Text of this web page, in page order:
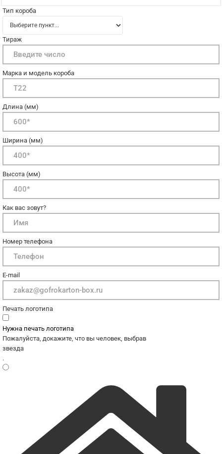
Тип короба
Тираж
Марка и модель короба
Длина (мм)
Ширина (мм)
Высота (мм)
Как вас зовут?
Номер телефона
E-mail
Печать логотипа
Нужна печать логотипа
Пожалуйста, докажите, что вы человек, выбрав
звезда
.